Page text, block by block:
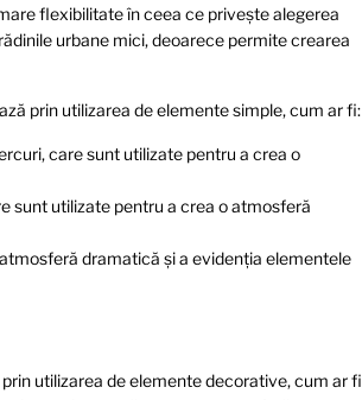
flexibilitate în ceea ce privește alegerea
urbane mici, deoarece permite crearea
prin utilizarea de elemente simple, cum ar fi:
care sunt utilizate pentru a crea o
sunt utilizate pentru a crea o atmosferă
dramatică și a evidenția elementele
utilizarea de elemente decorative, cum ar fi